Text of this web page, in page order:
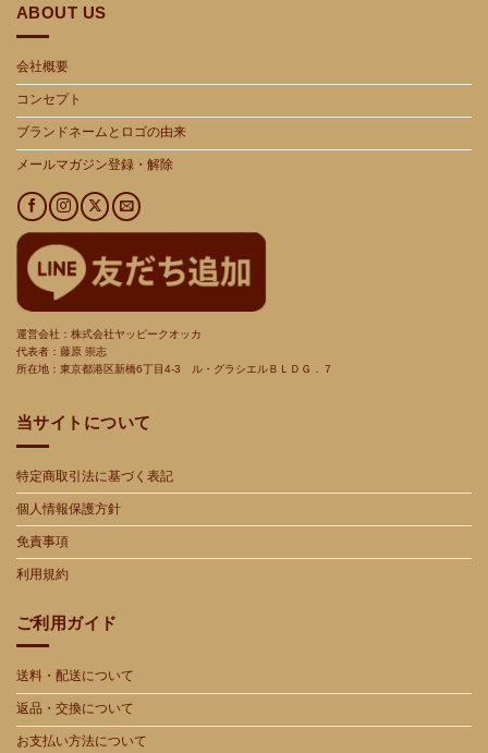
ABOUT US
会社概要
コンセプト
ブランドネームとロゴの由来
メールマガジン登録・解除
運営会社：株式会社ヤッピークオッカ
代表者：藤原 崇志
所在地：東京都港区新橋6丁目4-3 ル・グラシエルＢＬＤＧ．７
当サイトについて
特定商取引法に基づく表記
個人情報保護方針
免責事項
利用規約
ご利用ガイド
送料・配送について
返品・交換について
お支払い方法について